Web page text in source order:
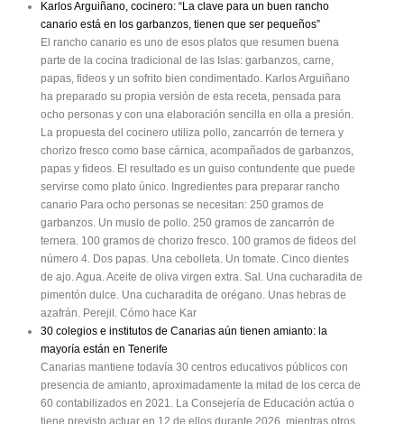
Karlos Arguiñano, cocinero: “La clave para un buen rancho
canario está en los garbanzos, tienen que ser pequeños”
El rancho canario es uno de esos platos que resumen buena
parte de la cocina tradicional de las Islas: garbanzos, carne,
papas, fideos y un sofrito bien condimentado. Karlos Arguiñano
ha preparado su propia versión de esta receta, pensada para
ocho personas y con una elaboración sencilla en olla a presión.
La propuesta del cocinero utiliza pollo, zancarrón de ternera y
chorizo fresco como base cárnica, acompañados de garbanzos,
papas y fideos. El resultado es un guiso contundente que puede
servirse como plato único. Ingredientes para preparar rancho
canario Para ocho personas se necesitan: 250 gramos de
garbanzos. Un muslo de pollo. 250 gramos de zancarrón de
ternera. 100 gramos de chorizo fresco. 100 gramos de fideos del
número 4. Dos papas. Una cebolleta. Un tomate. Cinco dientes
de ajo. Agua. Aceite de oliva virgen extra. Sal. Una cucharadita de
pimentón dulce. Una cucharadita de orégano. Unas hebras de
azafrán. Perejil. Cómo hace Kar
30 colegios e institutos de Canarias aún tienen amianto: la
mayoría están en Tenerife
Canarias mantiene todavía 30 centros educativos públicos con
presencia de amianto, aproximadamente la mitad de los cerca de
60 contabilizados en 2021. La Consejería de Educación actúa o